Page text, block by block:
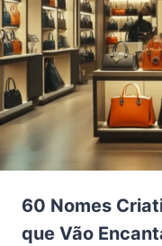
60 Nomes
que Vão